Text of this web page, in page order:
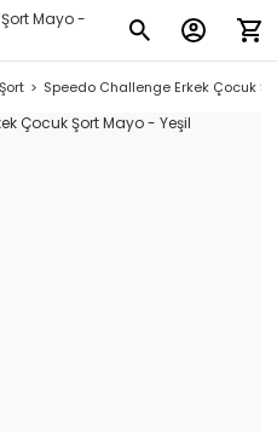
Şort Speedo Challenge Erkek Çocuk